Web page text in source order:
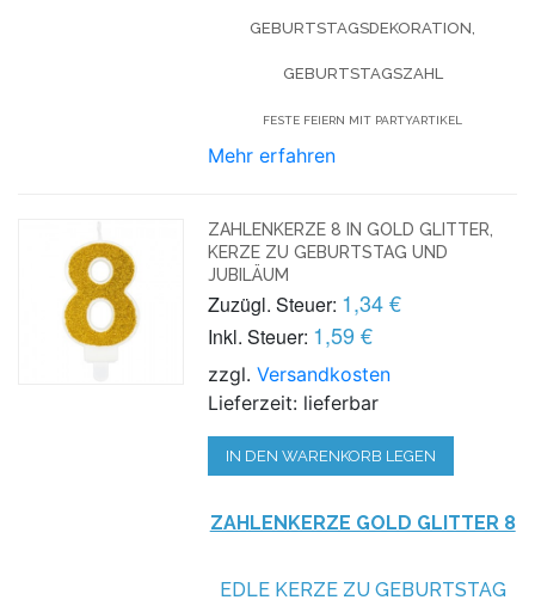
GEBURTSTAGSDEKORATION,
GEBURTSTAGSZAHL
FESTE FEIERN MIT PARTYARTIKEL
Mehr erfahren
ZAHLENKERZE 8 IN GOLD GLITTER,
KERZE ZU GEBURTSTAG UND
JUBILÄUM
Zuzügl. Steuer: 1,34 €
Inkl. Steuer: 1,59 €
zzgl.Versandkosten
Lieferzeit: lieferbar
IN DEN WARENKORB LEGEN
ZAHLENKERZE GOLD GLITTER 8
EDLE KERZE ZU GEBURTSTAG